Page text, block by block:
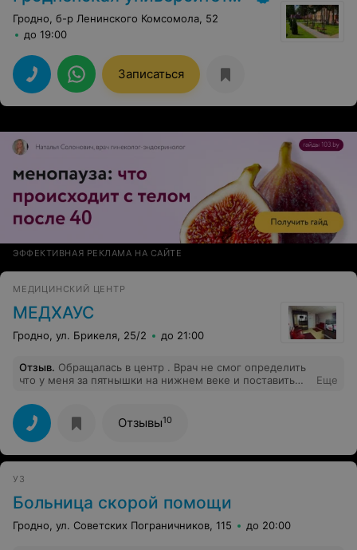
Гродно, б-р Ленинского Комсомола, 52
до 19:00
Записаться
ЭФФЕКТИВНАЯ РЕКЛАМА НА САЙТЕ
МЕДИЦИНСКИЙ ЦЕНТР
МЕДХАУС
Гродно, ул. Брикеля, 25/2 до 21:00
Отзыв. Обращалась в центр . Врач не смог определить
что у меня за пятнышки на нижнем веке и поставить
(повышенный холестерин), результаты соскоба
(кожного клеща не обнаружено) и визуального
осмотра он решил, что у меня ксантелазма - . (плоская
ксантома век) —образование, проявляющееся в виде
бляшек желтоватого цвета, немного возвышающихся
меня и близко там нет. И врач вроде сделал свою
работу, порекомендовав обратиться к терапевту,
который будет разбираться с моим холестирином,
назначив мне статины
Еще
Отзывы10
УЗ
Больница скорой помощи
Гродно, ул. Советских Пограничников, 115 до 20:00